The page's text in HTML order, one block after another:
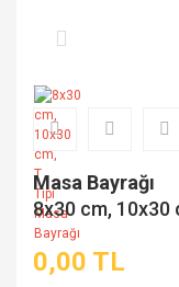
Masa Bayrağı
8x30 cm, 10x30
0,00 TL